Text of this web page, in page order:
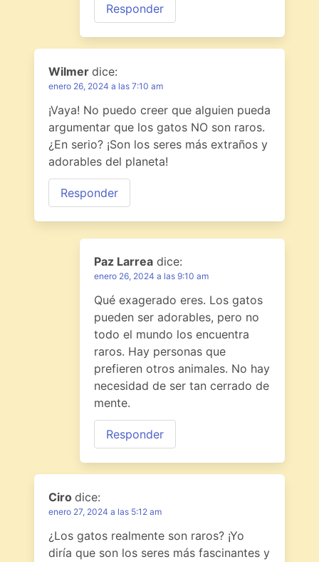
Responder
Wilmer dice:
enero 26, 2024 a las 7:10 am
¡Vaya! No puedo creer que alguien pueda
argumentar que los gatos NO son raros.
¿En serio? ¡Son los seres más extraños y
adorables del planeta!
Responder
Paz Larrea dice:
enero 26, 2024 a las 9:10 am
Qué exagerado eres. Los gatos
pueden ser adorables, pero no
todo el mundo los encuentra
raros. Hay personas que
prefieren otros animales. No hay
necesidad de ser tan cerrado de
mente.
Responder
Ciro dice:
enero 27, 2024 a las 5:12 am
¿Los gatos realmente son raros? ¡Yo
diría que son los seres más fascinantes y